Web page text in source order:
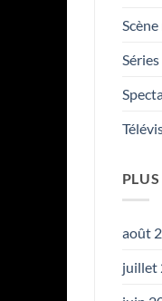
Séries
août
juillet